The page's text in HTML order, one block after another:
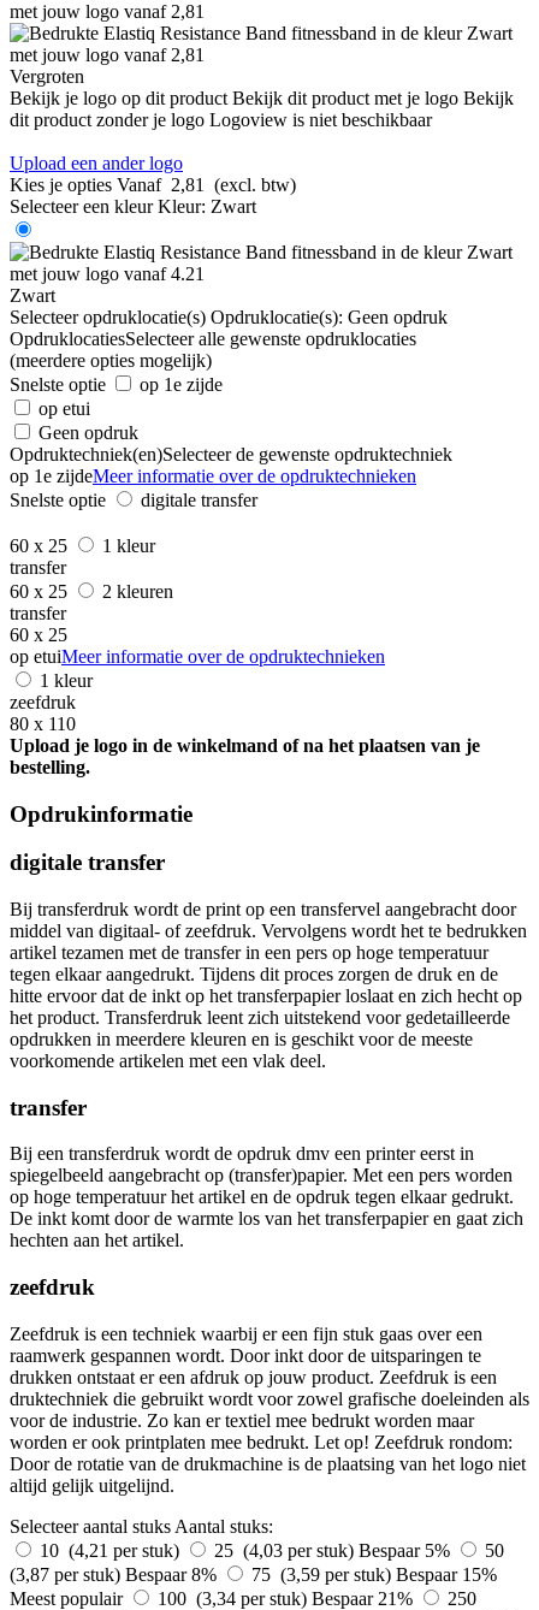
Vergroten
Bekijk je logo op dit product Bekijk dit product met je logo Bekijk
dit product zonder je logo Logoview is niet beschikbaar
Upload een ander logo
Kies je opties Vanaf 2,81
(excl. btw)
Selecteer een kleur Kleur: Zwart
Zwart
Selecteer opdruklocatie(s) Opdruklocatie(s): Geen opdruk
OpdruklocatiesSelecteer alle gewenste opdruklocaties
(meerdere opties mogelijk)
Snelste optie
op 1e zijde
op etui
Geen opdruk
Opdruktechniek(en)Selecteer de gewenste opdruktechniek
op 1e zijdeMeer informatie over de opdruktechnieken
Snelste optie
digitale transfer
60 x 25
1 kleur
transfer
60 x 25
2 kleuren
transfer
60 x 25
op etuiMeer informatie over de opdruktechnieken
1 kleur
zeefdruk
80 x 110
Upload je logo in de winkelmand of na het plaatsen van je
bestelling.
Opdrukinformatie
digitale transfer
Bij transferdruk wordt de print op een transfervel aangebracht door
middel van digitaal- of zeefdruk. Vervolgens wordt het te bedrukken
artikel tezamen met de transfer in een pers op hoge temperatuur
tegen elkaar aangedrukt. Tijdens dit proces zorgen de druk en de
hitte ervoor dat de inkt op het transferpapier loslaat en zich hecht op
het product. Transferdruk leent zich uitstekend voor gedetailleerde
opdrukken in meerdere kleuren en is geschikt voor de meeste
voorkomende artikelen met een vlak deel.
transfer
Bij een transferdruk wordt de opdruk dmv een printer eerst in
spiegelbeeld aangebracht op (transfer)papier. Met een pers worden
op hoge temperatuur het artikel en de opdruk tegen elkaar gedrukt.
De inkt komt door de warmte los van het transferpapier en gaat zich
hechten aan het artikel.
zeefdruk
Zeefdruk is een techniek waarbij er een fijn stuk gaas over een
raamwerk gespannen wordt. Door inkt door de uitsparingen te
drukken ontstaat er een afdruk op jouw product. Zeefdruk is een
druktechniek die gebruikt wordt voor zowel grafische doeleinden als
voor de industrie. Zo kan er textiel mee bedrukt worden maar
worden er ook printplaten mee bedrukt. Let op! Zeefdruk rondom:
Door de rotatie van de drukmachine is de plaatsing van het logo niet
altijd gelijk uitgelijnd.
Selecteer aantal stuks Aantal stuks:
10 (4,21 per stuk)
25 (4,03 per stuk) Bespaar 5%
50
(3,87 per stuk) Bespaar 8% 75 (3,59 per stuk) Bespaar 15%
Meest populair
100 (3,34 per stuk) Bespaar 21%
250